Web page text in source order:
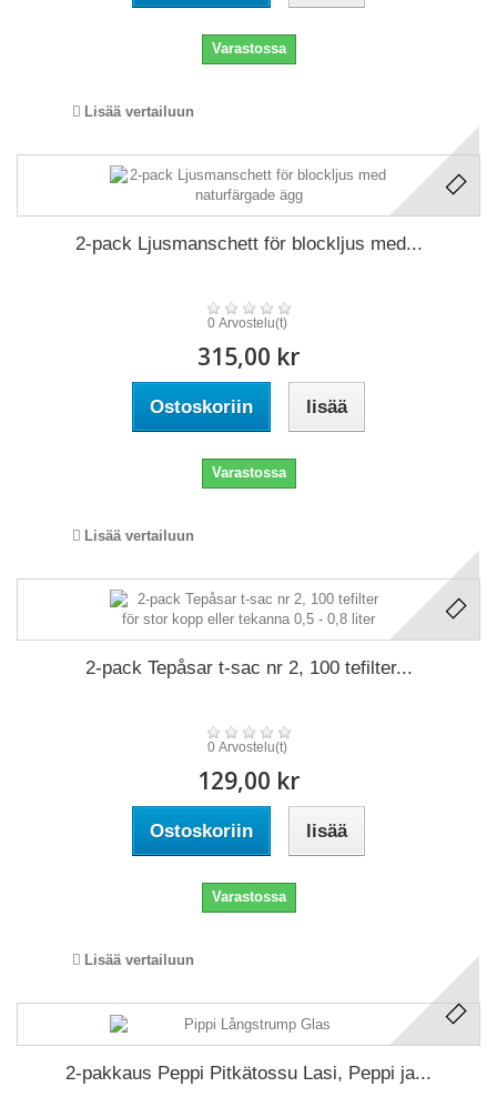
Varastossa
Lisää vertailuun
2-pack Ljusmanschett för blockljus med...
0 Arvostelu(t)
315,00 kr
Ostoskoriin lisää
Varastossa
Lisää vertailuun
2-pack Tepåsar t-sac nr 2, 100 tefilter...
0 Arvostelu(t)
129,00 kr
Ostoskoriin lisää
Varastossa
Lisää vertailuun
2-pakkaus Peppi Pitkätossu Lasi, Peppi ja...